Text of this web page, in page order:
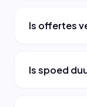
Is offertes
Is spoed